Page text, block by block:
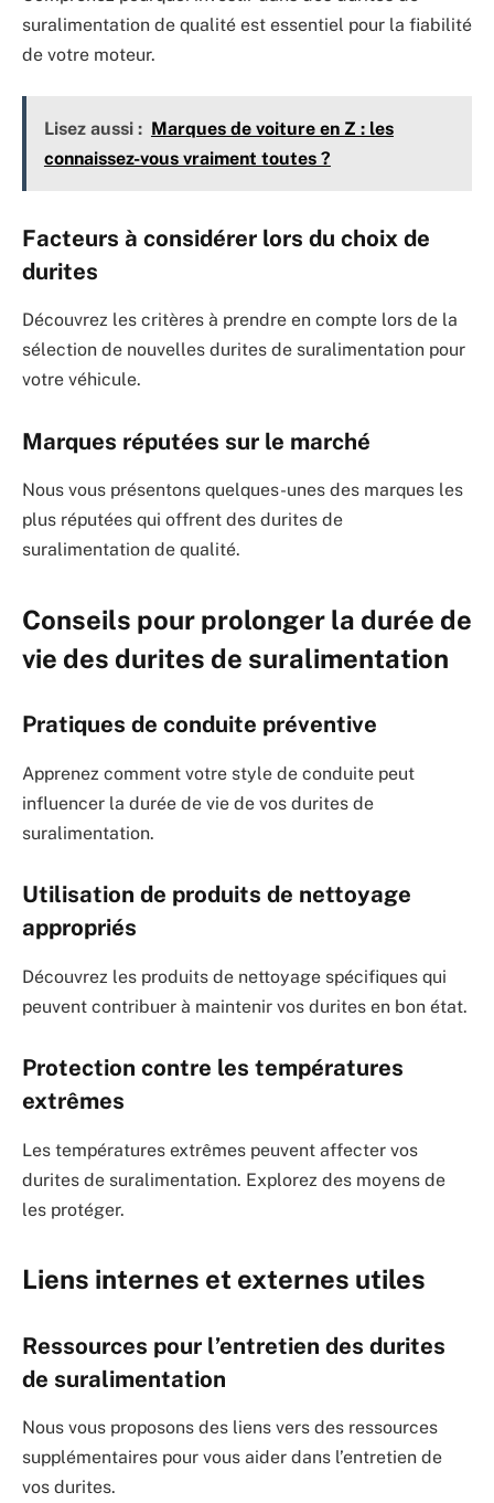
suralimentation de qualité est essentiel pour la fiabilité
de votre moteur.
Lisez aussi : Marques de voiture en Z : les
connaissez-vous vraiment toutes ?
Facteurs à considérer lors du choix de
durites
Découvrez les critères à prendre en compte lors de la
sélection de nouvelles durites de suralimentation pour
votre véhicule.
Marques réputées sur le marché
Nous vous présentons quelques-unes des marques les
plus réputées qui offrent des durites de
suralimentation de qualité.
Conseils pour prolonger la durée de
vie des durites de suralimentation
Pratiques de conduite préventive
Apprenez comment votre style de conduite peut
influencer la durée de vie de vos durites de
suralimentation.
Utilisation de produits de nettoyage
appropriés
Découvrez les produits de nettoyage spécifiques qui
peuvent contribuer à maintenir vos durites en bon état.
Protection contre les températures
extrêmes
Les températures extrêmes peuvent affecter vos
durites de suralimentation. Explorez des moyens de
les protéger.
Liens internes et externes utiles
Ressources pour l’entretien des durites
de suralimentation
Nous vous proposons des liens vers des ressources
supplémentaires pour vous aider dans l’entretien de
vos durites.